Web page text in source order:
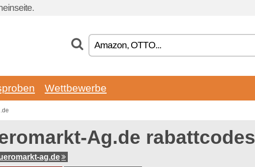
Wettbewerbe
Ag.de rabattcodes
ag.de